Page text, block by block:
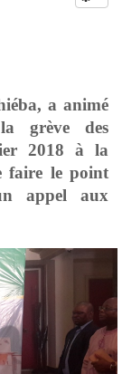
a animé
grève des
2018 à la
faire le point
appel aux